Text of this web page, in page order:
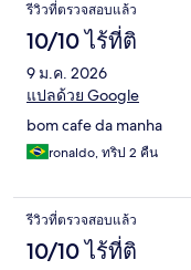
รีวิวที่ตรวจสอบแล้ว
10/10 ไร้ที่ติ
9 ม.ค. 2026
แปลด้วย Google
bom cafe da manha
ronaldo, ทริป 2 คืน
รีวิวที่ตรวจสอบแล้ว
10/10 ไร้ที่ติ